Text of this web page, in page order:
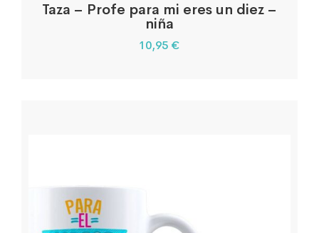
Taza – Profe para mi eres un diez –
niña
10,95 €